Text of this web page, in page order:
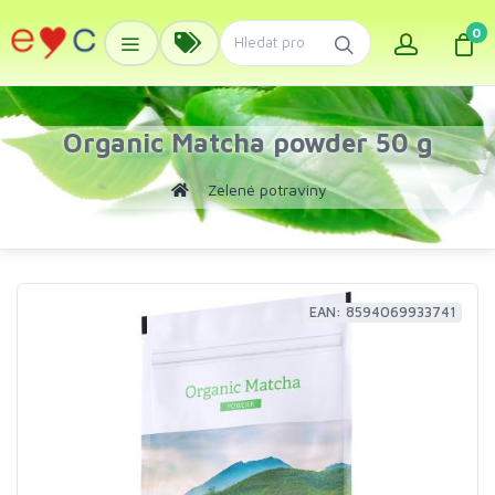
0
Organic Matcha powder 50 g
Zelené potraviny
EAN: 8594069933741